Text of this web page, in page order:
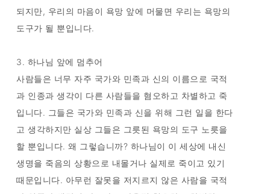
되지만, 우리의 마음이 욕망 앞에 머물면 우리는 욕망의
도구가 될 뿐입니다.
3. 하나님 앞에 멈추어
사람들은 너무 자주 국가와 민족과 신의 이름으로 국적
과 인종과 생각이 다른 사람들을 혐오하고 차별하고 죽
입니다. 그들은 국가와 민족과 신을 위해 그런 일을 한다
고 생각하지만 실상 그들은 그릇된 욕망의 도구 노릇을
할 뿐입니다. 왜 그렇습니까? 하나님이 이 세상에 내신
생명을 죽음의 상황으로 내몰거나 실제로 죽이고 있기
때문입니다. 아무런 잘못을 저지르지 않은 사람을 국적